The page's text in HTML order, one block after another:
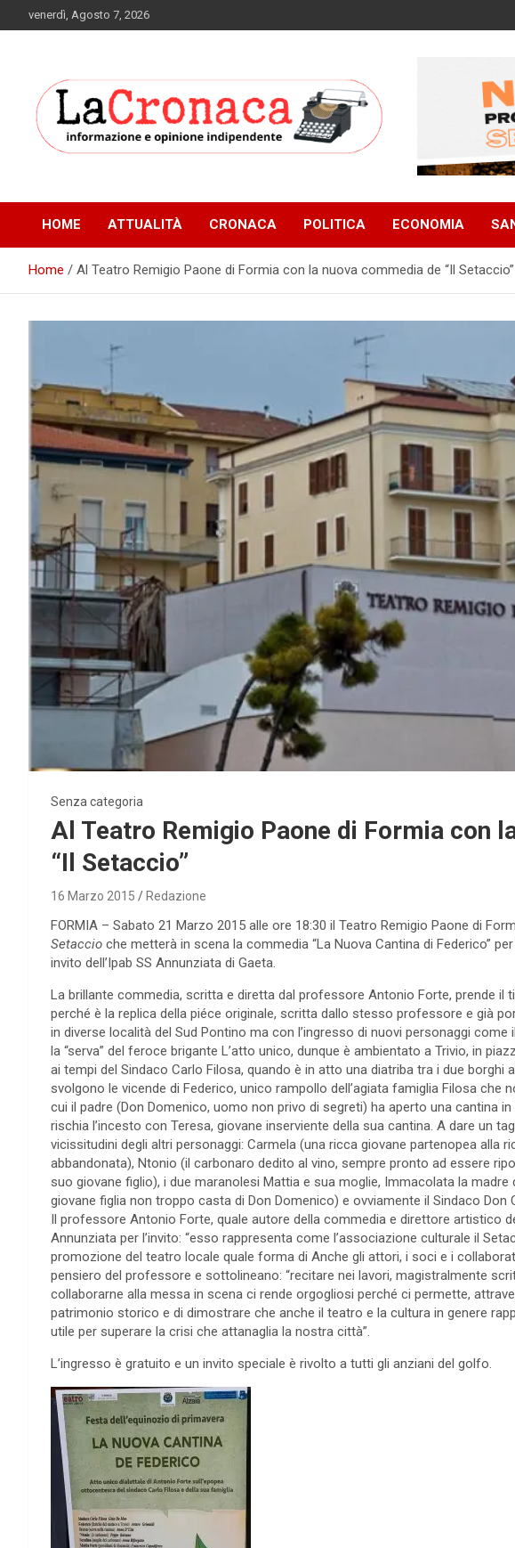
to
venerdì, Agosto 7, 2026
HOME ATTUALITÀ CRONACA POLITICA ECONOMIA
Home Al Teatro Remigio Paone di Formia con la nuova commedia de “Il Setaccio”
Senza categoria
Al Teatro Remigio Paone di Formia con
“Il Setaccio”
16 Marzo 2015 Redazione
FORMIA – Sabato 21 Marzo 2015 alle ore 18:30 il Teatro Remigio Paone di
Setaccio che metterà in scena la commedia “La Nuova Cantina di Federico”
invito dell’Ipab SS Annunziata di Gaeta.
La brillante commedia, scritta e diretta dal professore Antonio Forte, prende il
perché è la replica della piéce originale, scritta dallo stesso professore e già
in diverse località del Sud Pontino ma con l’ingresso di nuovi personaggi
la “serva” del feroce brigante L’atto unico, dunque è ambientato a Trivio, in
ai tempi del Sindaco Carlo Filosa, quando è in atto una diatriba tra i due borghi
svolgono le vicende di Federico, unico rampollo dell’agiata famiglia Filosa che
cui il padre (Don Domenico, uomo non privo di segreti) ha aperto una cantina
rischia l’incesto con Teresa, giovane inserviente della sua cantina. A dare un
vicissitudini degli altri personaggi: Carmela (una ricca giovane partenopea alla
abbandonata), Ntonio (il carbonaro dedito al vino, sempre pronto ad essere
suo giovane figlio), i due maranolesi Mattia e sua moglie, Immacolata la madre
giovane figlia non troppo casta di Don Domenico) e ovviamente il Sindaco
Il professore Antonio Forte, quale autore della commedia e direttore artistico
Annunziata per l’invito: “esso rappresenta come l’associazione culturale il
promozione del teatro locale quale forma di Anche gli attori, i soci e i
pensiero del professore e sottolineano: “recitare nei lavori, magistralmente
collaborarne alla messa in scena ci rende orgogliosi perché ci permette,
patrimonio storico e di dimostrare che anche il teatro e la cultura in genere
utile per superare la crisi che attanaglia la nostra città”.
L’ingresso è gratuito e un invito speciale è rivolto a tutti gli anziani del golfo.